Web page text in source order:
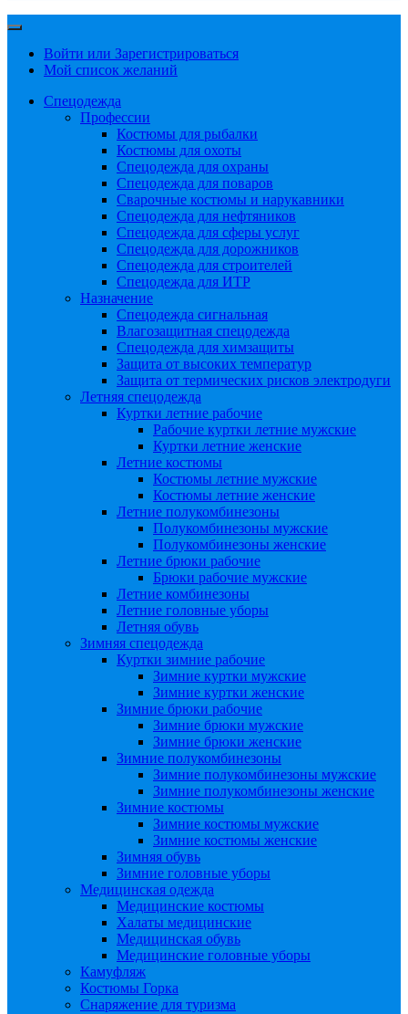
Войти или Зарегистрироваться
Мой список желаний
Спецодежда
Профессии
Костюмы для рыбалки
Костюмы для охоты
Спецодежда для охраны
Спецодежда для поваров
Сварочные костюмы и нарукавники
Спецодежда для нефтяников
Спецодежда для сферы услуг
Спецодежда для дорожников
Спецодежда для строителей
Спецодежда для ИТР
Назначение
Спецодежда сигнальная
Влагозащитная спецодежда
Спецодежда для химзащиты
Защита от высоких температур
Защита от термических рисков электродуги
Летняя спецодежда
Куртки летние рабочие
Рабочие куртки летние мужские
Куртки летние женские
Летние костюмы
Костюмы летние мужские
Костюмы летние женские
Летние полукомбинезоны
Полукомбинезоны мужские
Полукомбинезоны женские
Летние брюки рабочие
Брюки рабочие мужские
Летние комбинезоны
Летние головные уборы
Летняя обувь
Зимняя спецодежда
Куртки зимние рабочие
Зимние куртки мужские
Зимние куртки женские
Зимние брюки рабочие
Зимние брюки мужские
Зимние брюки женские
Зимние полукомбинезоны
Зимние полукомбинезоны мужские
Зимние полукомбинезоны женские
Зимние костюмы
Зимние костюмы мужские
Зимние костюмы женские
Зимняя обувь
Зимние головные уборы
Медицинская одежда
Медицинские костюмы
Халаты медицинские
Медицинская обувь
Медицинские головные уборы
Камуфляж
Костюмы Горка
Снаряжение для туризма